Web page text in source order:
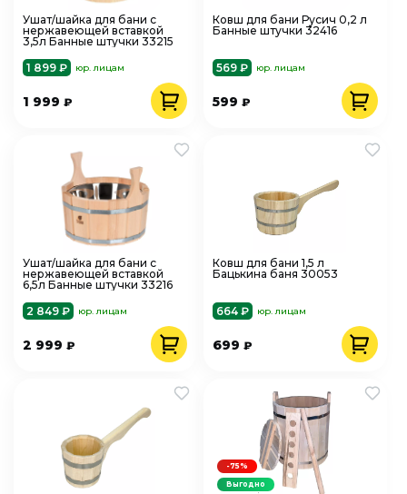
Ушат/шайка для бани с
нержавеющей вставкой
3,5л Банные штучки 33215
1 899 ₽
юр. лицам
1 999 ₽
Ковш для бани Русич 0,2 л
Банные штучки 32416
569 ₽ юр. лицам
599₽
Ушат/шайка для бани с
нержавеющей вставкой
6,5л Банные штучки 33216
2 849 ₽
юр. лицам
2 999 ₽
Ковш для бани 1,5 л
Бацькина баня 30053
664 ₽ юр. лицам
699₽
-75%
Выгодно